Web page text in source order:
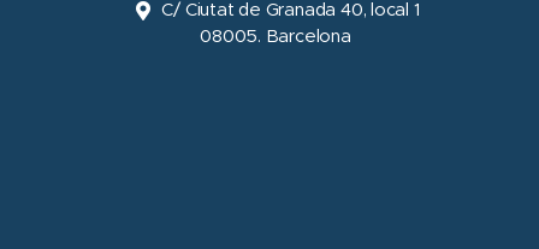
C/ Ciutat de Granada 40, local 1
08005. Barcelona